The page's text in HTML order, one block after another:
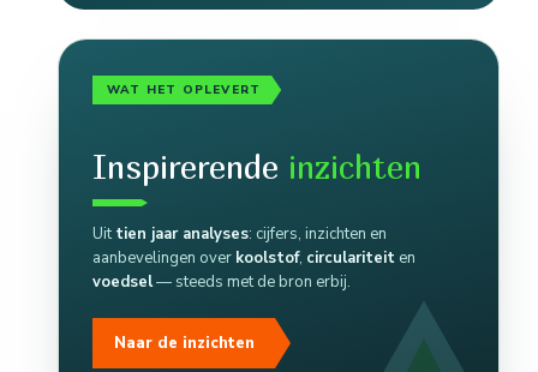
WAT HET OPLEVERT
Inspirerende inzichten
Uit tien jaar analyses: cijfers, inzichten en
aanbevelingen over koolstof, circulariteit en
voedsel— steeds met de bron erbij.
Naar de inzichten